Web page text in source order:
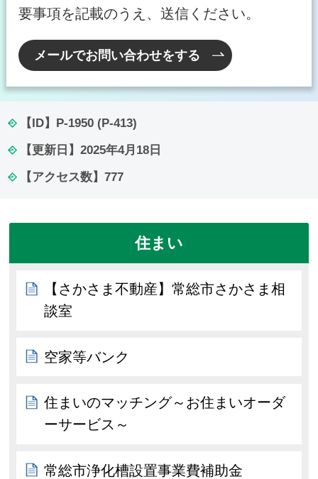
要事項を記載のうえ、送信ください。
メールでお問い合わせをする
【ID】 P-1950 (P-413)
【更新日】 2025年4月18日
【アクセス数】 777
住まい
【さかさま不動産】常総市さかさま相
談室
空家等バンク
住まいのマッチング～お住まいオーダ
ーサービス～
常総市浄化槽設置事業費補助金